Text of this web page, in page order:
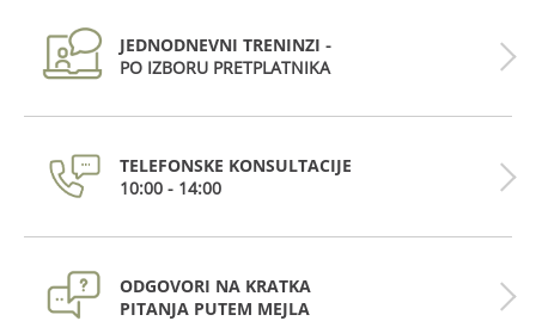
JEDNODNEVNI TRENINZI -
PO IZBORU PRETPLATNIKA
TELEFONSKE KONSULTACIJE
10:00 - 14:00
ODGOVORI NA KRATKA
PITANJA PUTEM MEJLA